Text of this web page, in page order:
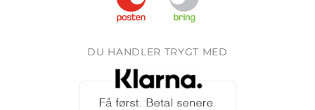
DU HANDLER TRYGT MED